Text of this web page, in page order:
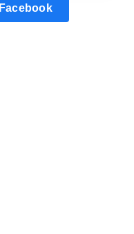
Facebook